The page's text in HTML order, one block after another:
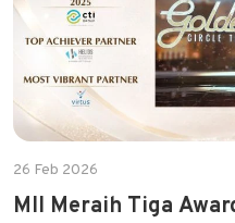
26 Feb 2026
MII Meraih Tiga